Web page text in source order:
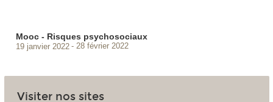
Mooc - Risques psychosociaux
19 janvier 2022 28 février 2022
Visiter nos sites